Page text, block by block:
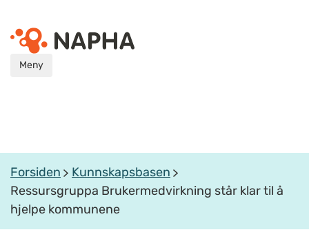
Meny
Forsiden
Kunnskapsbasen
Ressursgruppa Brukermedvirkning står klar til å
hjelpe kommunene